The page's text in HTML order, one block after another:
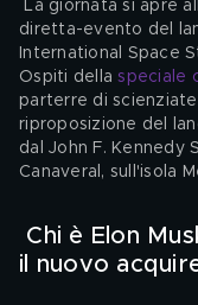
diretta-evento del
International Space
Ospiti della speciale
parterre di scienziate
riproposizione del
dal John F. Kennedy
Canaveral, sull'isola
il nuovo